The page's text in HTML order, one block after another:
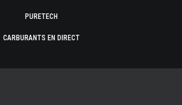
PURETECH
CARBURANTS EN DIRECT